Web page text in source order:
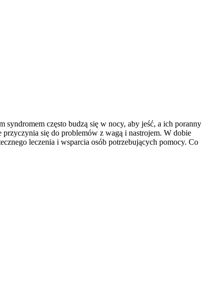
syndromem często budzą się w nocy, aby jeść, a ich poranny
przyczynia się do problemów z wagą i nastrojem. W dobie
leczenia i wsparcia osób potrzebujących pomocy. Co